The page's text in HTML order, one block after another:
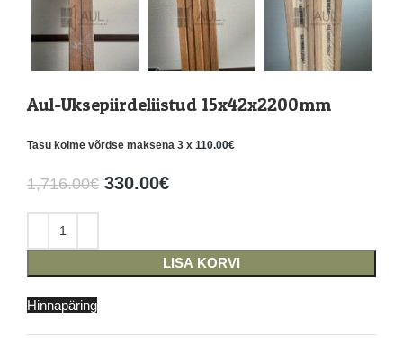
Aul-Uksepiirdeliistud 15x42x2200mm
Tasu kolme võrdse maksena 3 x 110.00€
1,716.00€ 330.00€
LISA KORVI
Hinnapäring